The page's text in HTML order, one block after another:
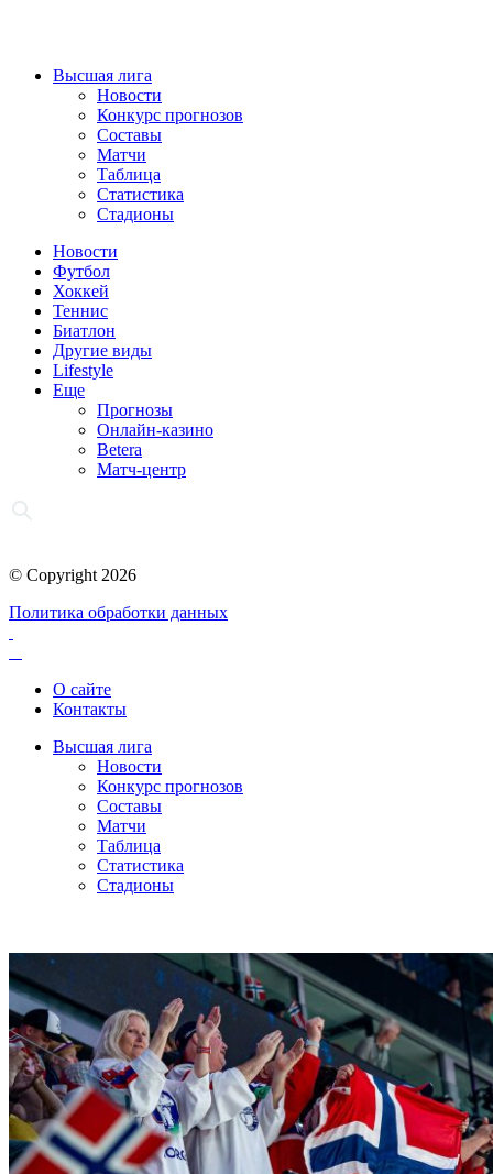
Высшая лига
Новости
Конкурс прогнозов
Составы
Матчи
Таблица
Статистика
Стадионы
Новости
Футбол
Хоккей
Теннис
Биатлон
Другие виды
Lifestyle
Еще
Прогнозы
Онлайн-казино
Betera
Матч-центр
© Copyright 2026
Политика обработки данных
О сайте
Контакты
Высшая лига
Новости
Конкурс прогнозов
Составы
Матчи
Таблица
Статистика
Стадионы